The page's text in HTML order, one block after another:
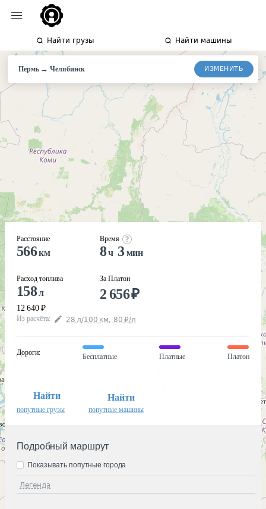
Найти грузы Найти машины
Пермь→Челябинск ИЗМЕНИТЬ
Расстояние
566км
Расход топлива
158л
12 640 ₽
Время
8ч 3мин
За Платон
2 656₽
Из расчёта: 28 л/100 км, 80 ₽/л
Дороги:
Бесплатные Платные Платон
Найти
попутные грузы
Найти
попутные машины
Подробный маршрут
Легенда
Показывать попутные города